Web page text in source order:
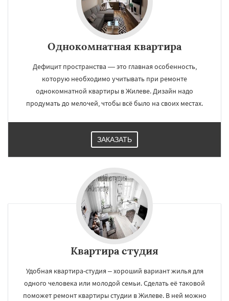
Однокомнатная квартира
Дефицит пространства — это главная особенность,
которую необходимо учитывать при ремонте
однокомнатной квартиры в Жилеве. Дизайн надо
продумать до мелочей, чтобы всё было на своих местах.
ЗАКАЗАТЬ
Квартира студия
Удобная квартира-студия – хороший вариант жилья для
одного человека или молодой семьи. Сделать её таковой
поможет ремонт квартиры студии в Жилеве. В ней можно